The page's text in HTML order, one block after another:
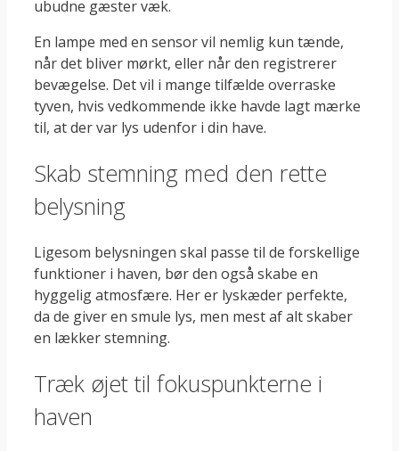
ubudne gæster væk.
En lampe med en sensor vil nemlig kun tænde,
når det bliver mørkt, eller når den registrerer
bevægelse. Det vil i mange tilfælde overraske
tyven, hvis vedkommende ikke havde lagt mærke
til, at der var lys udenfor i din have.
Skab stemning med den rette
belysning
Ligesom belysningen skal passe til de forskellige
funktioner i haven, bør den også skabe en
hyggelig atmosfære. Her er lyskæder perfekte,
da de giver en smule lys, men mest af alt skaber
en lækker stemning.
Træk øjet til fokuspunkterne i
haven